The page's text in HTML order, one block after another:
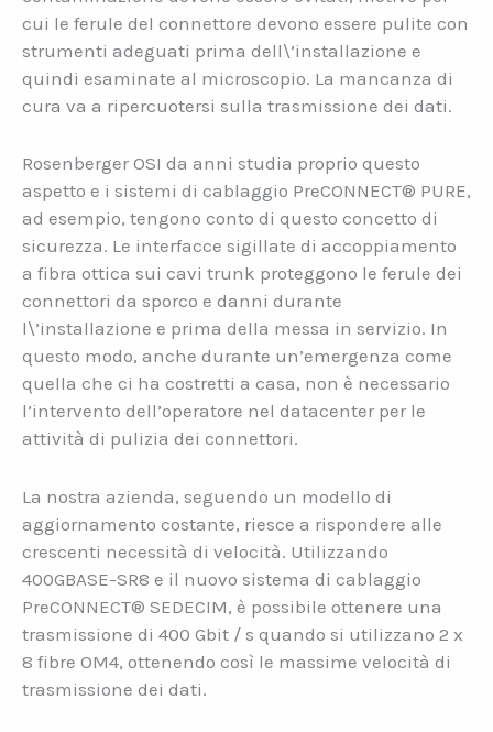
cui le ferule del connettore devono essere pulite con
strumenti adeguati prima dell\’installazione e
quindi esaminate al microscopio. La mancanza di
cura va a ripercuotersi sulla trasmissione dei dati.
Rosenberger OSI da anni studia proprio questo
aspetto e i sistemi di cablaggio PreCONNECT® PURE,
ad esempio, tengono conto di questo concetto di
sicurezza. Le interfacce sigillate di accoppiamento
a fibra ottica sui cavi trunk proteggono le ferule dei
connettori da sporco e danni durante
l\’installazione e prima della messa in servizio. In
questo modo, anche durante un’emergenza come
quella che ci ha costretti a casa, non è necessario
l’intervento dell’operatore nel datacenter per le
attività di pulizia dei connettori.
La nostra azienda, seguendo un modello di
aggiornamento costante, riesce a rispondere alle
crescenti necessità di velocità. Utilizzando
400GBASE-SR8 e il nuovo sistema di cablaggio
PreCONNECT® SEDECIM, è possibile ottenere una
trasmissione di 400 Gbit / s quando si utilizzano 2 x
8 fibre OM4, ottenendo così le massime velocità di
trasmissione dei dati.